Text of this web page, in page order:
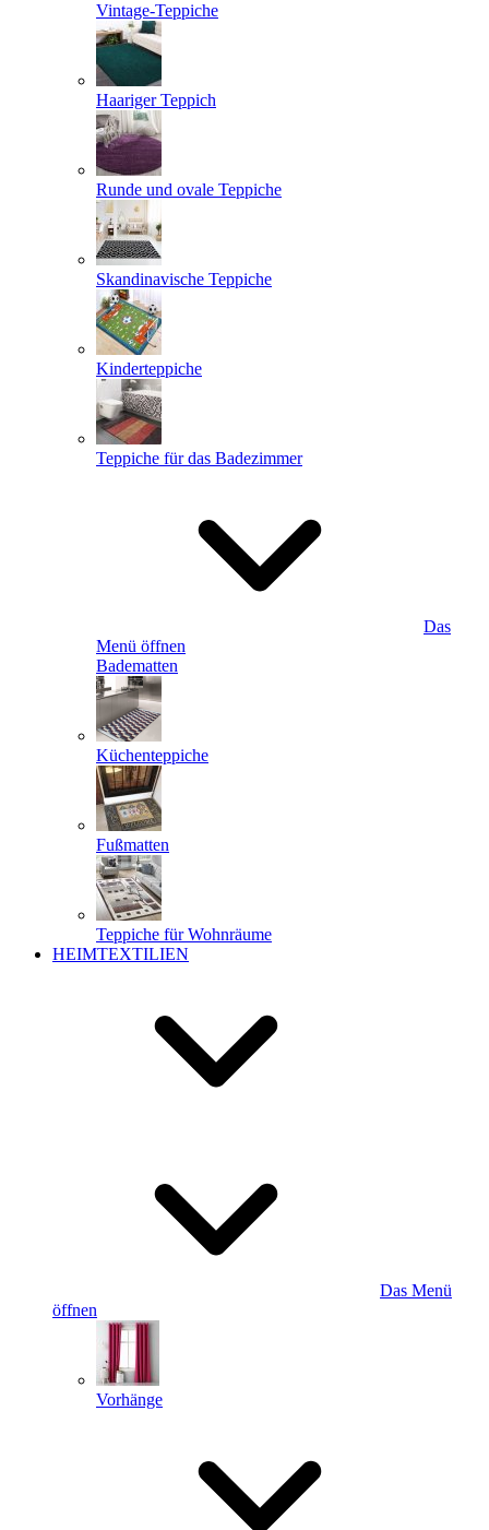
Vintage-Teppiche
Haariger Teppich
Runde und ovale Teppiche
Skandinavische Teppiche
Kinderteppiche
Teppiche für das Badezimmer
Das
Menü öffnen
Badematten
Küchenteppiche
Fußmatten
Teppiche für Wohnräume
HEIMTEXTILIEN
Das Menü
öffnen
Vorhänge